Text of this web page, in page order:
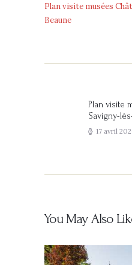
Plan visite musées
Beaune
Previous
post:
Plan visite
Savigny-
17 avril
You May Also